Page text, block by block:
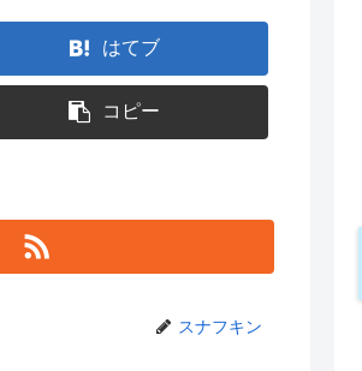
はてブ
コピー
スナフキン